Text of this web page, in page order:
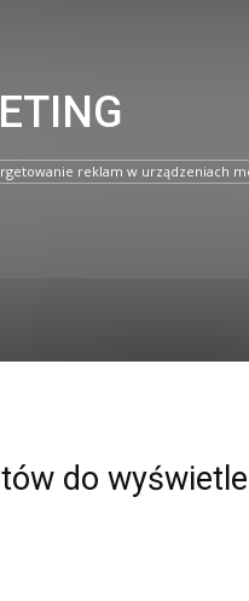
reklam w urządzeniach
do